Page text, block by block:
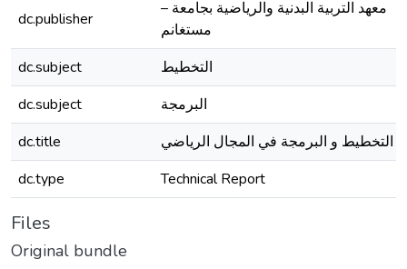
dc.publisher
معهد التربية البدنية والرياضية بجامعة –
مستغانم
dc.subject
التخطيط
dc.subject
البرمجة
dc.title
التخطيط و البرمجة في المجال الرياضي
dc.type
Technical Report
Files
Original bundle